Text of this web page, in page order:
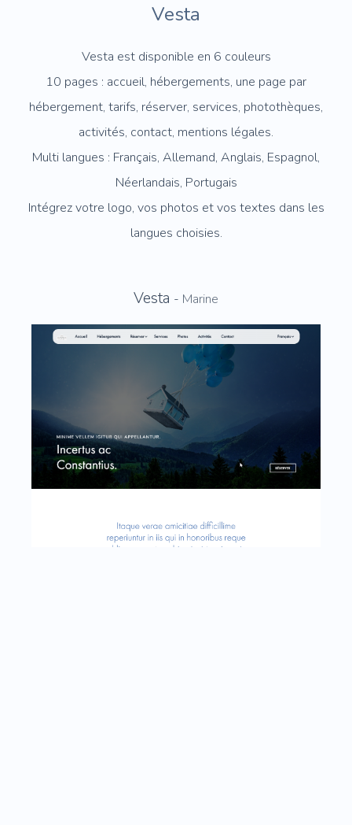
Vesta
Vesta est disponible en 6 couleurs
10 pages : accueil, hébergements, une page par
hébergement, tarifs, réserver, services, photothèques,
activités, contact, mentions légales.
Multi langues : Français, Allemand, Anglais, Espagnol,
Néerlandais, Portugais
Intégrez votre logo, vos photos et vos textes dans les
langues choisies.
Vesta - Marine